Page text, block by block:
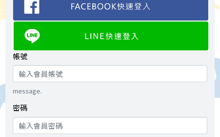
帳號
message.
密碼